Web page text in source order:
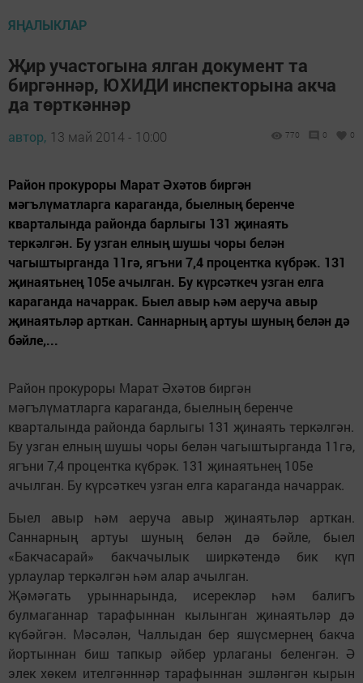
ЯҢАЛЫКЛАР
Җир участогына ялган документ та
биргәннәр, ЮХИДИ инспекторына акча
да төрткәннәр
автор, 13 май 2014 - 10:00 770 0 0
Район прокуроры Марат Әхәтов биргән
мәгълүматларга караганда, быелның беренче
кварталында районда барлыгы 131 җинаять
теркәлгән. Бу узган елның шушы чоры белән
чагыштырганда 11гә, ягъни 7,4 процентка күбрәк. 131
җинаятьнең 105е ачылган. Бу күрсәткеч узган елга
караганда начаррак. Быел авыр һәм аеруча авыр
җинаятьләр арткан. Саннарның артуы шуның белән дә
бәйле,...
Район прокуроры Марат Әхәтов биргән
мәгълүматларга караганда, быелның беренче
кварталында районда барлыгы 131 җинаять теркәлгән.
Бу узган елның шушы чоры белән чагыштырганда 11гә,
ягъни 7,4 процентка күбрәк. 131 җинаятьнең 105е
ачылган. Бу күрсәткеч узган елга караганда начаррак.
Быел авыр һәм аеруча авыр җинаятьләр арткан.
Саннарның артуы шуның белән дә бәйле, быел
«Бакчасарай» бакчачылык ширкәтендә бик күп
урлаулар теркәлгән һәм алар ачылган.
Җәмәгать урыннарында, исерекләр һәм балигъ
булмаганнар тарафыннан кылынган җинаятьләр дә
күбәйгән. Мәсәлән, Чаллыдан бер яшүсмернең бакча
йортыннан биш тапкыр әйбер урлаганы беленгән. Ә
элек хөкем ителгәнннәр тарафыннан эшләнгән кырын